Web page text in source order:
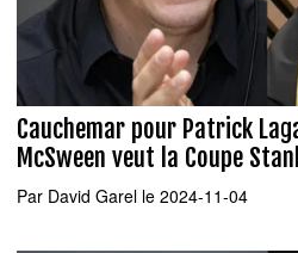
Cauchemar pour Patrick
McSween veut la Coupe
Par David Garel le 2024-11-04